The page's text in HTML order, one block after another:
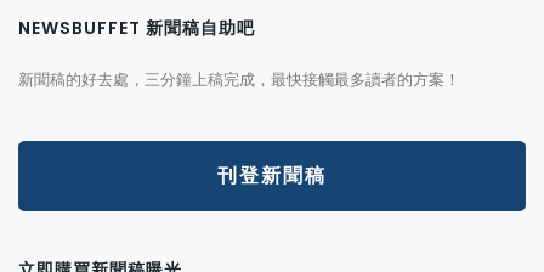
NEWSBUFFET 新聞稿自助吧
新聞稿的好去處，三分鐘上稿完成，最快接觸最多讀者的方案！
刊登新聞稿